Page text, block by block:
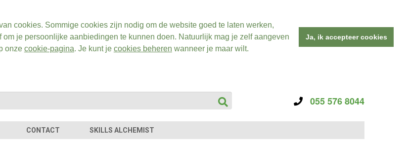
cookies. Sommige cookies zijn nodig om de website goed te laten werken,
je persoonlijke aanbiedingen te kunnen doen. Natuurlijk mag je zelf aangeven
onze cookie-pagina. Je kunt je cookies beheren wanneer je maar wilt.
Ja, ik accepteer cookies
055 576 8044
CONTACT SKILLS ALCHEMIST